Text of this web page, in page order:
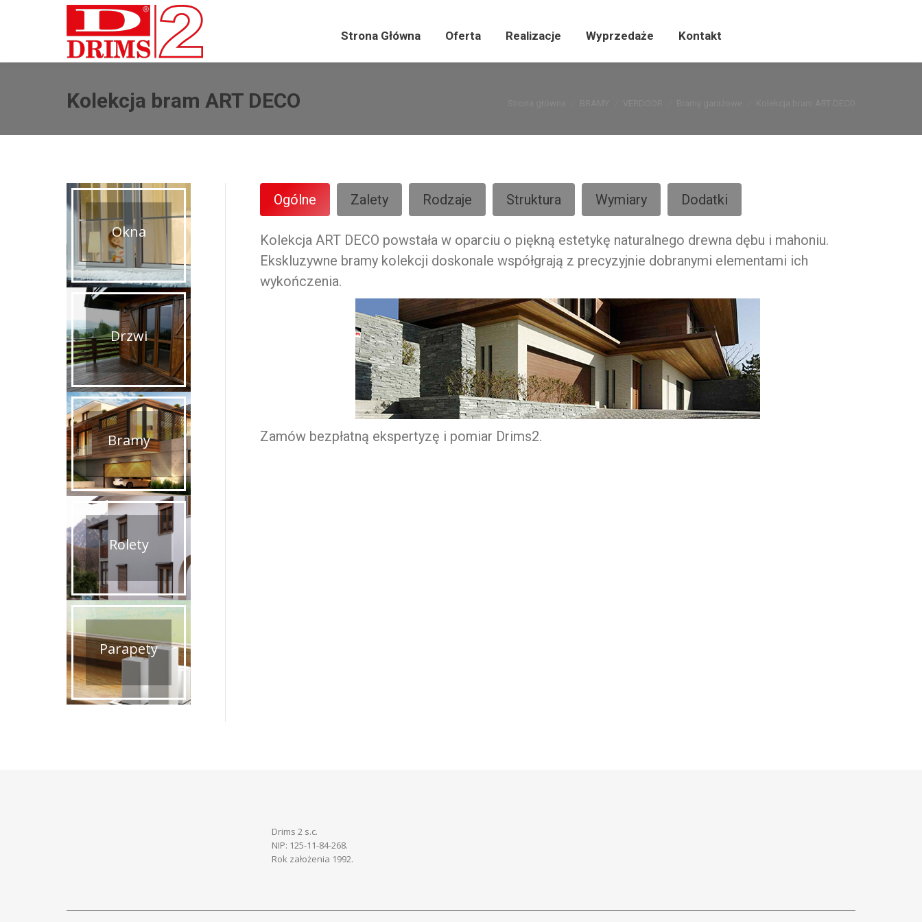
Strona Główna Oferta Realizacje Wyprzedaże Kontakt
Kolekcja bram ART DECO
Ogólne Zalety Rodzaje Struktura Wymiary Dodatki
Kolekcja ART DECO powstała w oparciu o piękną estetykę naturalnego drewna dębu i mahoniu.
Ekskluzywne bramy kolekcji doskonale współgrają z precyzyjnie dobranymi elementami ich
wykończenia.
Zamów bezpłatną ekspertyzę i pomiar Drims2.
Okna
Drzwi
Bramy
Rolety
Parapety
Drims 2 s.c.
NIP: 125-11-84-268.
Rok założenia 1992.
Strona Główna Oferta Realizacje Wyprzedaże Kontakt